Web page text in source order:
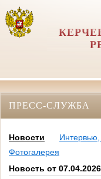
ПРЕСС-СЛУЖБА
Новости
Фотогалерея
Новость от 07.04.2026